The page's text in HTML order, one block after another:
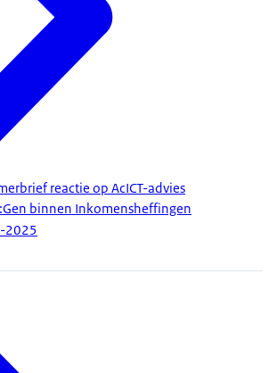
reactie op AcICT-advies
binnen Inkomensheffingen
2025